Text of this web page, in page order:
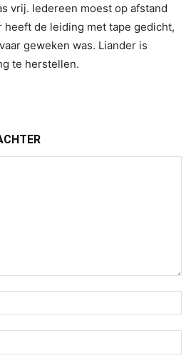
vrij. Iedereen moest op afstand
heeft de leiding met tape gedicht,
geweken was. Liander is
te herstellen.